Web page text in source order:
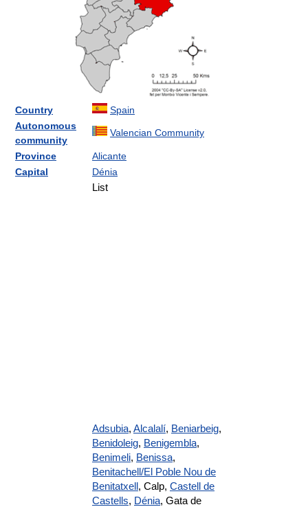
Country
Spain
Autonomous
community
Valencian Community
Province
Alicante
Capital
Dénia
List
Adsubia, Alcalalí, Beniarbeig,
Benidoleig, Benigembla,
Benimeli, Benissa,
Benitachell/El Poble Nou de
Benitatxell , Calp, Castell de
Castells, Dénia, Gata de